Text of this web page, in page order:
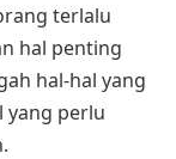
terlalu
hal penting
hal-hal yang
yang perlu